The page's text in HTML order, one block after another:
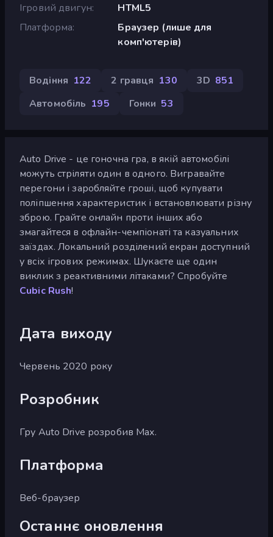
Ігровий двигун
HTML5
Платформа
Браузер (лише для
комп'ютерів)
Водіння 122 2 гравця 130 3D 851
Автомобіль 195 Гонки 53
Auto Drive - це гоночна гра, в якій автомобілі
можуть стріляти один в одного. Вигравайте
перегони і заробляйте гроші, щоб купувати
поліпшення характеристик і встановлювати різну
зброю. Грайте онлайн проти інших або
змагайтеся в офлайн-чемпіонаті та казуальних
заїздах. Локальний розділений екран доступний
у всіх ігрових режимах. Шукаєте ще один
виклик з реактивними літаками? Спробуйте
Cubic Rush!
Дата виходу
Червень 2020 року
Розробник
Гру Auto Drive розробив Max.
Платформа
Веб-браузер
Останнє оновлення